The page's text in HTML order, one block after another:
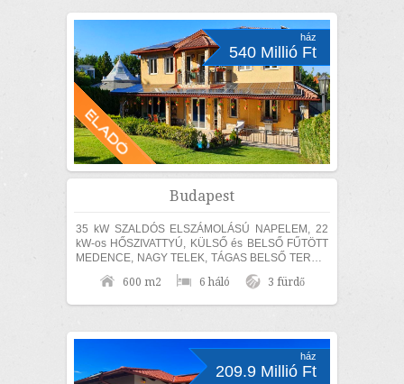
ház
540 Millió Ft
Budapest
35 kW SZALDÓS ELSZÁMOLÁSÚ NAPELEM, 22
kW-os HŐSZIVATTYÚ, KÜLSŐ és BELSŐ FŰTÖTT
MEDENCE, NAGY TELEK, TÁGAS BELSŐ TEREK,
SZÁMOS EXTRÁVAL és akár TELJES
BÚTORZATTAL és beépített...
600 m2 6 háló 3 fürdő
ház
209.9 Millió Ft